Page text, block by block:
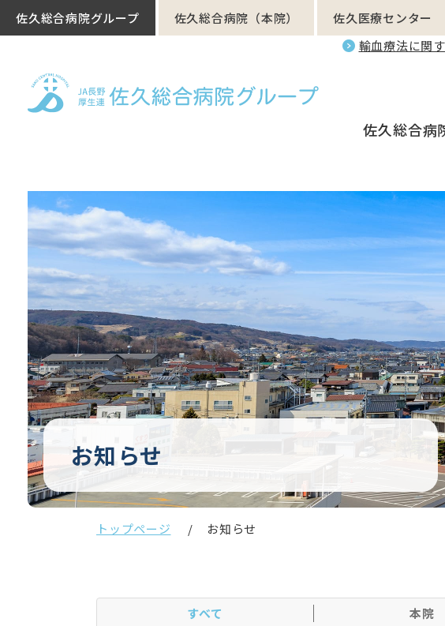
佐久総合病院グループ 佐久総合病院（本院） 佐久医療センター
輸血療法に関
佐久総合病
お知らせ
トップページ お知らせ
すべて 本院